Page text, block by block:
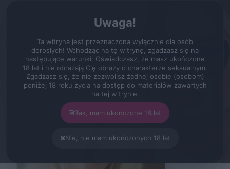
Uwaga!
Ta witryna jest przeznaczona wyłącznie dla osób
dorosłych! Wchodząc na tę witrynę, zgadzasz się na
następujące warunki: Oświadczasz, że masz ukończone
18 lat i nie obrażają Cię obrazy o charakterze seksualnym.
Zgadzasz się, że nie zezwolisz żadnej osobie (osobom)
poniżej 18 roku życia na dostęp do materiałów zawartych
na tej witrynie.
Tak, mam ukończone 18 lat
Nie, nie mam ukończonych 18 lat
Larissa Leite